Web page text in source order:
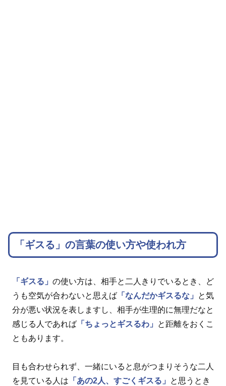
「ギスる」の言葉の使い方や使われ方
「ギスる」 の使い方は、相手と二人きりでいるとき、ど
うも空気が合わないと思えば 「なんだかギスるな」
と気
分が悪い状況を表しますし、相手が生理的に無理だなと
感じる人であれば 「ちょっとギスるわ」
と距離をおくこ
ともあります。
目も合わせられず、一緒にいると息がつまりそうな二人
を見ている人は 「あの2人、すごくギスる」
と思うとき